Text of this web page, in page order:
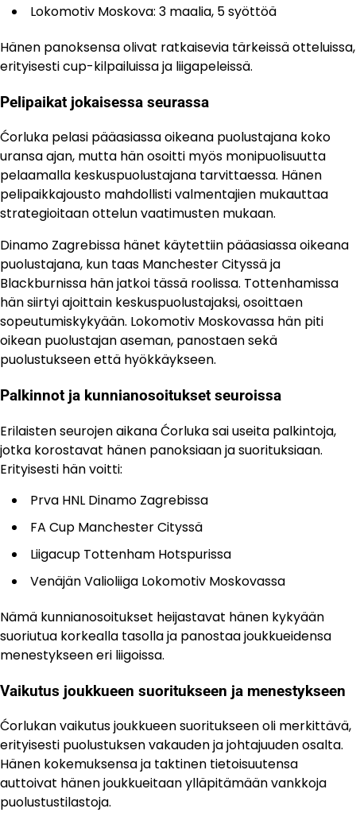
Lokomotiv Moskova: 3 maalia, 5 syöttöä
Hänen panoksensa olivat ratkaisevia tärkeissä otteluissa,
erityisesti cup-kilpailuissa ja liigapeleissä.
Pelipaikat jokaisessa seurassa
Ćorluka pelasi pääasiassa oikeana puolustajana koko
uransa ajan, mutta hän osoitti myös monipuolisuutta
pelaamalla keskuspuolustajana tarvittaessa. Hänen
pelipaikkajousto mahdollisti valmentajien mukauttaa
strategioitaan ottelun vaatimusten mukaan.
Dinamo Zagrebissa hänet käytettiin pääasiassa oikeana
puolustajana, kun taas Manchester Cityssä ja
Blackburnissa hän jatkoi tässä roolissa. Tottenhamissa
hän siirtyi ajoittain keskuspuolustajaksi, osoittaen
sopeutumiskykyään. Lokomotiv Moskovassa hän piti
oikean puolustajan aseman, panostaen sekä
puolustukseen että hyökkäykseen.
Palkinnot ja kunnianosoitukset seuroissa
Erilaisten seurojen aikana Ćorluka sai useita palkintoja,
jotka korostavat hänen panoksiaan ja suorituksiaan.
Erityisesti hän voitti:
Prva HNL Dinamo Zagrebissa
FA Cup Manchester Cityssä
Liigacup Tottenham Hotspurissa
Venäjän Valioliiga Lokomotiv Moskovassa
Nämä kunnianosoitukset heijastavat hänen kykyään
suoriutua korkealla tasolla ja panostaa joukkueidensa
menestykseen eri liigoissa.
Vaikutus joukkueen suoritukseen ja menestykseen
Ćorlukan vaikutus joukkueen suoritukseen oli merkittävä,
erityisesti puolustuksen vakauden ja johtajuuden osalta.
Hänen kokemuksensa ja taktinen tietoisuutensa
auttoivat hänen joukkueitaan ylläpitämään vankkoja
puolustustilastoja.